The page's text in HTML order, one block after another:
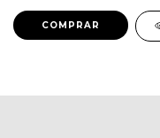
COMPRAR